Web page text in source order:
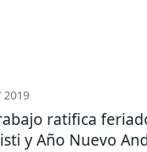
2019
ratifica
y Año Nuevo